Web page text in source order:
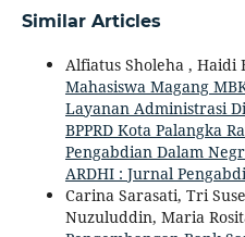
Similar Articles
Alfiatus Sholeha , Haidi
Mahasiswa Magang
Layanan Administrasi
BPPRD Kota Palangka
Pengabdian Dalam
ARDHI : Jurnal
Carina Sarasati, Tri
Nuzuluddin, Maria